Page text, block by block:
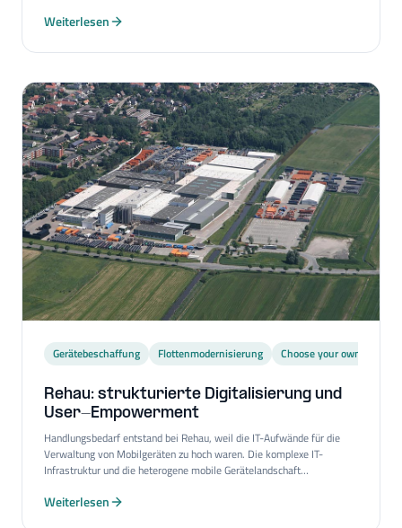
Weiterlesen
Gerätebeschaffung Flottenmodernisierung
Rehau: strukturierte Digitalisierung und
User-​Empowerment
Handlungsbedarf entstand bei Rehau, weil die IT-Aufwände für die
Verwaltung von Mobilgeräten zu hoch waren. Die komplexe IT-
Infrastruktur und die heterogene mobile Gerätelandschaft
Kostentransparenz. Everphone half Rehau dabei, eine klare und
Weiterlesen